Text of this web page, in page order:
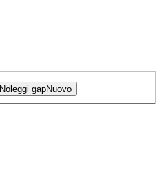
Noleggi gapNuovo